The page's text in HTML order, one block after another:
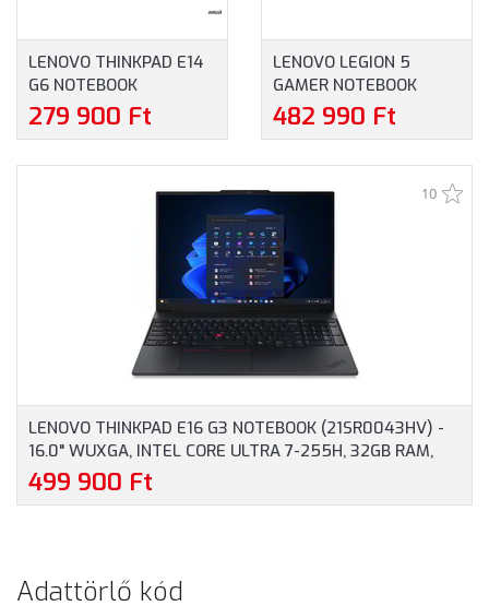
LENOVO THINKPAD E14
G6 NOTEBOOK
(21M3002FCX) - 14.0"
WUXGA, AMD RYZEN 5-
PROFESSIONAL, 3 ÉV
GARANCIA, FEKETE
279 900 Ft
LENOVO LEGION 5
GAMER NOTEBOOK
(83DG00FNHV) - 16.0"
WQXGA, INTEL CORE I5-
GEFORCE RTX 4050
6GB, MAGYAR
BILLENTYŰZET,
OPERÁCIÓS RENDSZER
NÉLKÜL, 3 ÉV GARANCIA,
SZÜRKE SZÍNBEN
482 990 Ft
10
LENOVO THINKPAD E16 G3 NOTEBOOK (21SR0043HV) -
16.0" WUXGA, INTEL CORE ULTRA 7-255H, 32GB RAM,
1TB SSD, MAGYAR BILLENTYŰZET, WINDOWS 11
PROFESSIONAL, 3 ÉV GARANCIA, FEKETE SZÍNBEN
499 900 Ft
Adattörlő kód